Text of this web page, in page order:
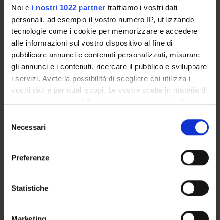
Noi e i nostri 1022 partner trattiamo i vostri dati
personali, ad esempio il vostro numero IP, utilizzando
tecnologie come i cookie per memorizzare e accedere
alle informazioni sul vostro dispositivo al fine di
pubblicare annunci e contenuti personalizzati, misurare
gli annunci e i contenuti, ricercare il pubblico e sviluppare
i servizi. Avete la possibilità di scegliere chi utilizza i
vostri dati e per quali scopi. Le vostre scelte in materia di
modificare o revocare il proprio consenso in qualsiasi
momento dalla Dichiarazione sui cookie o facendo clic
raccogliere informazioni sulla tua posizione
geografica, con un'approssimazione di qualche
delNecessari
Preferenze
Statistiche
Marketing
PROJECT PARTICIPANTS
Roberta Chirico
Franco Fummi
Full Professor
Marco Panato
RESEARCH AREAS
RESEARCH GROUPS